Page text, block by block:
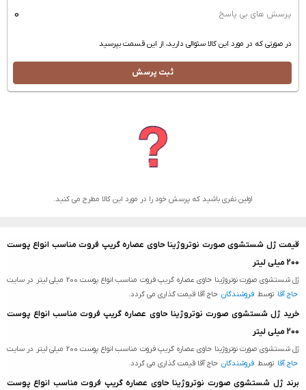
پرسش های بی پاسخ 0
در صورتی که در مورد این کالا سئوالی دارید، از این قسمت بپرسید
ثبت پرسش
اولین نفری باشید که پرسش خود را در مورد این کالا مطرح می کنید.
قیمت ژل شستشوی صورت نوتروژینا حاوی عصاره گریپ فروت مناسب انواع پوست
200 میلی لیتر
ژل شستشوی صورت نوتروژینا حاوی عصاره گریپ فروت مناسب انواع پوست 200 میلی لیتر در سایت
حاج آقا توسط فروشندگان حاج آقا قیمت گذاری می گردد.
خرید ژل شستشوی صورت نوتروژینا حاوی عصاره گریپ فروت مناسب انواع پوست
200 میلی لیتر
ژل شستشوی صورت نوتروژینا حاوی عصاره گریپ فروت مناسب انواع پوست 200 میلی لیتر در سایت
حاج آقا توسط فروشندگان حاج آقا قیمت گذاری می گردد.
برند ژل شستشوی صورت نوتروژینا حاوی عصاره گریپ فروت مناسب انواع پوست